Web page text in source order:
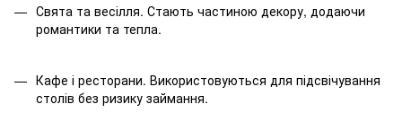
Свята та весілля. Стають частиною декору, додаючи
романтики та тепла.
Кафе і ресторани. Використовуються для підсвічування
столів без ризику займання.